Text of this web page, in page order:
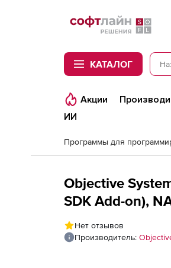
Softline
КАТАЛОГ
Акции
ИИ
Программы для
Objective
SDK Add-on),
Нет отзывов
Производитель: